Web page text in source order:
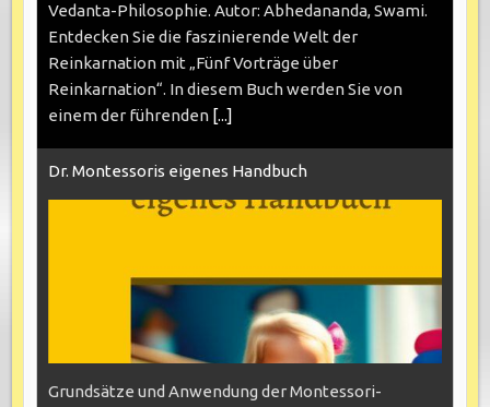
Vedanta-Philosophie. Autor: Abhedananda, Swami.
Entdecken Sie die faszinierende Welt der
Reinkarnation mit „Fünf Vorträge über
Reinkarnation“. In diesem Buch werden Sie von
einem der führenden [...]
Dr. Montessoris eigenes Handbuch
Grundsätze und Anwendung der Montessori-